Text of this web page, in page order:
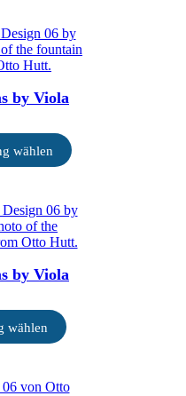
by Viola
wählen
Dieses
Varianten
Die
by Viola
wählen
Dieses
Varianten